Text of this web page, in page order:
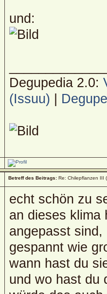
und:
Degupedia 2.0:
(Issuu)
Betreff des Beitrags: Re: Chilepflanzen III
echt schön zu
an dieses klima
angepasst
gespannt wie
wann hast du
und wo hast du